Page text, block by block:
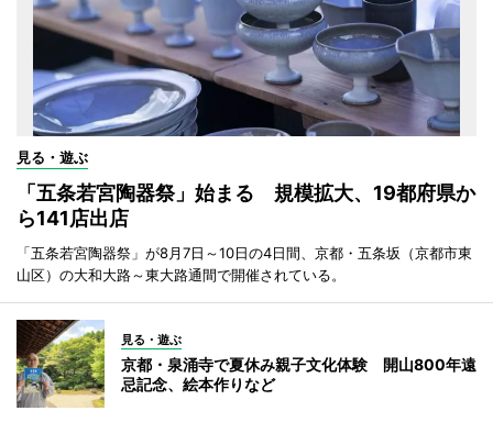
見る・遊ぶ
「五条若宮陶器祭」始まる 規模拡大、19都府県か
ら141店出店
「五条若宮陶器祭」が8月7日～10日の4日間、京都・五条坂（京都市東
山区）の大和大路～東大路通間で開催されている。
見る・遊ぶ
京都・泉涌寺で夏休み親子文化体験 開山800年遠
忌記念、絵本作りなど